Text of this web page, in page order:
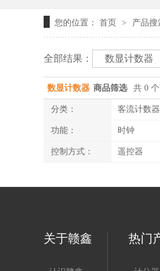
您的位置： 首页 > 产品搜
全部结果： 数显计数器
数显计数器 商品筛选 共 0
分类： 客流计数器
功能： 时钟
控制方式： 遥控器
关于赣鑫 热门